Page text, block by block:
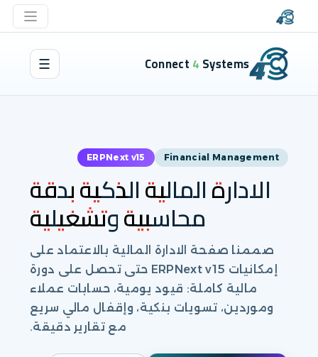
Connect 4 Systems
☰
Financial Management
ERPNext v15
الادارة المالية الذكية بدقة
محاسبية وتشغيلية
صممنا صفحة الادارة المالية بالاعتماد على
إمكانيات ERPNext v15 حتى تحصل على دورة
مالية كاملة: قيود يومية، حسابات عملاء
وموردين، تسويات بنكية، وإقفال مالي سريع
مع تقارير دقيقة.